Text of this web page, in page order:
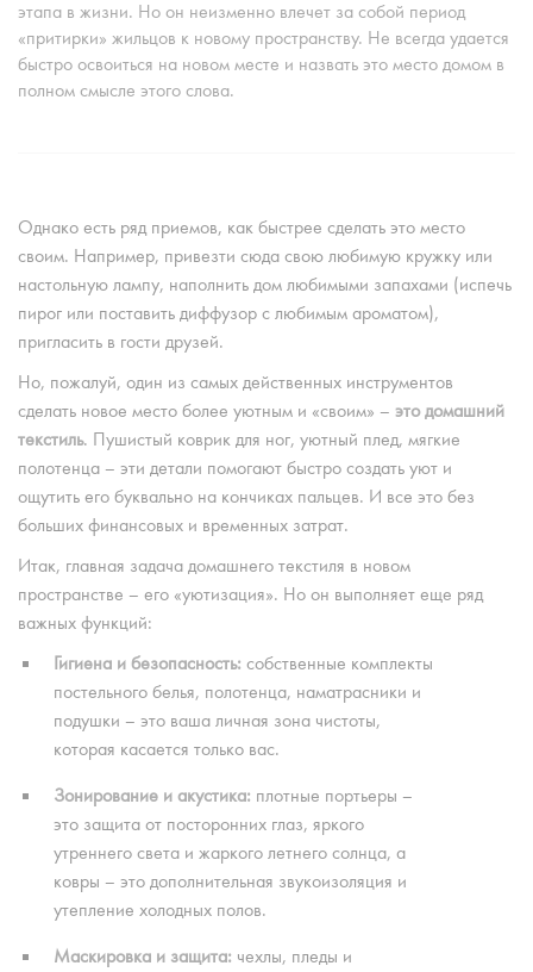
этапа в жизни. Но он неизменно влечет за собой период
«притирки» жильцов к новому пространству. Не всегда удается
быстро освоиться на новом месте и назвать это место домом в
полном смысле этого слова.
Однако есть ряд приемов, как быстрее сделать это место
своим. Например, привезти сюда свою любимую кружку или
настольную лампу, наполнить дом любимыми запахами (испечь
пирог или поставить диффузор с любимым ароматом),
пригласить в гости друзей.
Но, пожалуй, один из самых действенных инструментов
сделать новое место более уютным и «своим» – это домашний
текстиль. Пушистый коврик для ног, уютный плед, мягкие
полотенца – эти детали помогают быстро создать уют и
ощутить его буквально на кончиках пальцев. И все это без
больших финансовых и временных затрат.
Итак, главная задача домашнего текстиля в новом
пространстве – его «уютизация». Но он выполняет еще ряд
важных функций:
Гигиена и безопасность: собственные комплекты
постельного белья, полотенца, наматрасники и
подушки – это ваша личная зона чистоты,
которая касается только вас.
Зонирование и акустика: плотные портьеры –
это защита от посторонних глаз, яркого
утреннего света и жаркого летнего солнца, а
ковры – это дополнительная звукоизоляция и
утепление холодных полов.
Маскировка и защита: чехлы, пледы и